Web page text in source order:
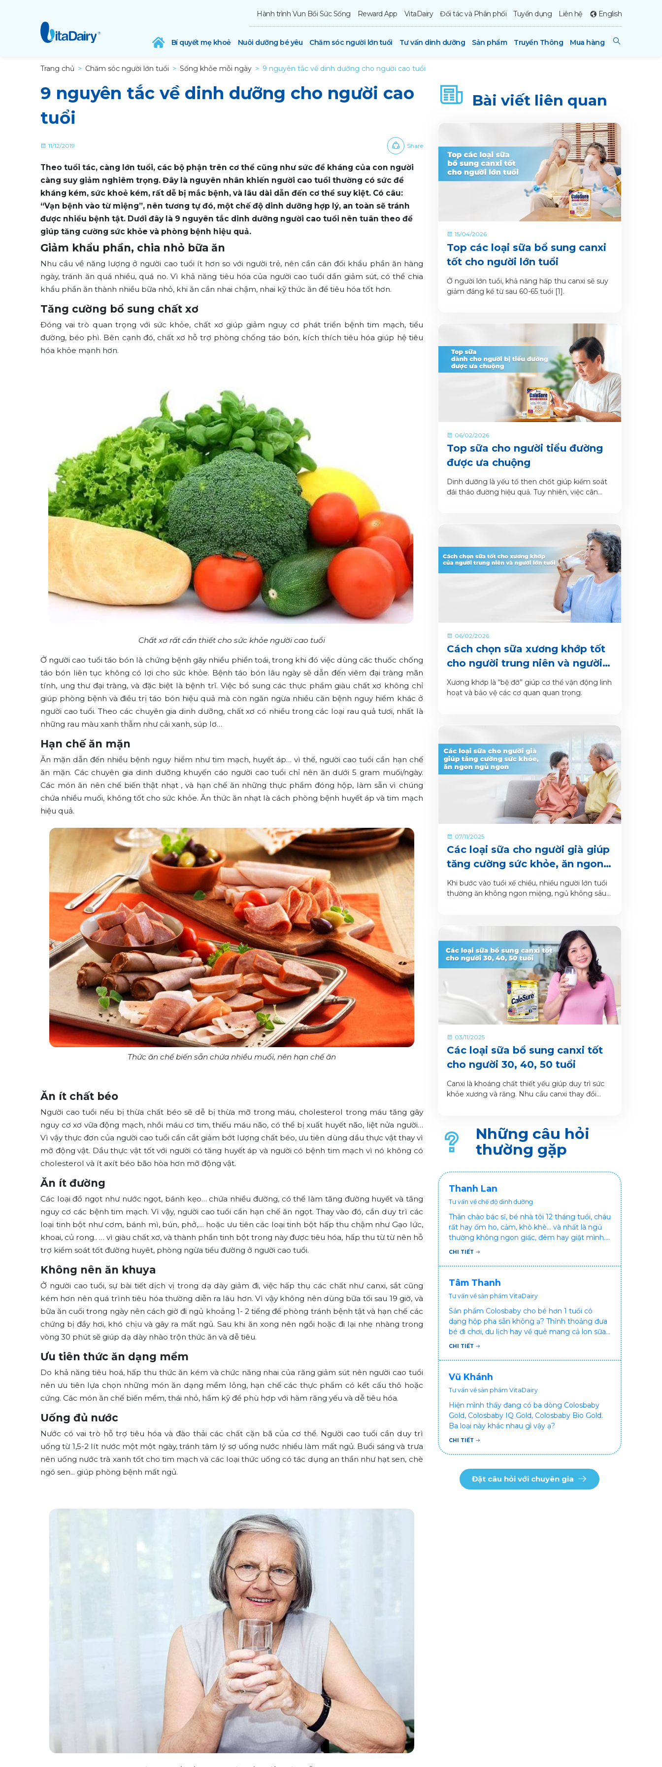
Hành trình Vun Bồi Sức Sống Reward App VitaDairy Đối tác và Phân phối Tuyển dụng Liên hệ English
Bí quyết mẹ khoẻ Nuôi dưỡng bé yêu Chăm sóc người lớn tuổi Tư vấn dinh dưỡng Sản phẩm Truyền Thông Mua hàng
Trang chủ Chăm sóc người lớn tuổi Sống khỏe mỗi ngày 9 nguyên tắc về dinh dưỡng cho người cao tuổi
9 nguyên tắc về dinh dưỡng cho người cao
tuổi
11/12/2019 Share
Theo tuổi tác, càng lớn tuổi, các bộ phận trên cơ thể cũng như sức đề kháng của con người
càng suy giảm nghiêm trọng. Đây là nguyên nhân khiến người cao tuổi thường có sức đề
kháng kém, sức khoẻ kém, rất dễ bị mắc bệnh, và lâu dài dẫn đến cơ thể suy kiệt. Có câu:
“Vạn bệnh vào từ miệng”, nên tương tự đó, một chế độ dinh dưỡng hợp lý, an toàn sẽ tránh
được nhiều bệnh tật. Dưới đây là 9 nguyên tắc dinh dưỡng người cao tuổi nên tuân theo để
giúp tăng cường sức khỏe và phòng bệnh hiệu quả.
Giảm khẩu phần, chia nhỏ bữa ăn
Nhu cầu về năng lượng ở người cao tuổi ít hơn so với người trẻ, nên cần cân đối khẩu phần ăn hàng
ngày, tránh ăn quá nhiều, quá no. Vì khả năng tiêu hóa của người cao tuổi dần giảm sút, có thể chia
khẩu phần ăn thành nhiều bữa nhỏ, khi ăn cần nhai chậm, nhai kỹ thức ăn để tiêu hóa tốt hơn.
Tăng cường bổ sung chất xơ
Đóng vai trò quan trọng với sức khỏe, chất xơ giúp giảm nguy cơ phát triển bệnh tim mạch, tiểu
đường, béo phì. Bên cạnh đó, chất xơ hỗ trợ phòng chống táo bón, kích thích tiêu hóa giúp hệ tiêu
hóa khỏe mạnh hơn.
Chất xơ rất cần thiết cho sức khỏe người cao tuổi
Ở người cao tuổi táo bón là chứng bệnh gây nhiều phiền toái, trong khi đó việc dùng các thuốc chống
táo bón liên tục không có lợi cho sức khỏe. Bệnh táo bón lâu ngày sẽ dẫn đến viêm đại tràng mãn
tính, ung thư đại tràng, và đặc biệt là bệnh trĩ. Việc bổ sung các thực phẩm giàu chất xơ không chỉ
giúp phòng bệnh và điều trị táo bón hiệu quả mà còn ngăn ngừa nhiều căn bệnh nguy hiểm khác ở
người cao tuổi. Theo các chuyên gia dinh dưỡng, chất xơ có nhiều trong các loại rau quả tươi, nhất là
những rau màu xanh thẫm như cải xanh, súp lơ…
Hạn chế ăn mặn
Ăn mặn dẫn đến nhiều bệnh nguy hiểm như tim mạch, huyết áp… vì thế, người cao tuổi cần hạn chế
ăn mặn. Các chuyên gia dinh dưỡng khuyến cáo người cao tuổi chỉ nên ăn dưới 5 gram muối/ngày.
Các món ăn nên chế biến thật nhạt , và hạn chế ăn những thực phẩm đóng hộp, làm sẵn vì chúng
chứa nhiều muối, không tốt cho sức khỏe. Ăn thức ăn nhạt là cách phòng bệnh huyết áp và tim mạch
hiệu quả.
Thức ăn chế biến sẵn chứa nhiều muối, nên hạn chế ăn
Ăn ít chất béo
Người cao tuổi nếu bị thừa chất béo sẽ dễ bị thừa mỡ trong máu, cholesterol trong máu tăng gây
nguy cơ xơ vữa động mạch, nhồi máu cơ tim, thiếu máu não, có thể bị xuất huyết não, liệt nửa người…
Vì vậy thực đơn của người cao tuổi cần cắt giảm bớt lượng chất béo, ưu tiên dùng dầu thực vật thay vì
mỡ động vật. Dầu thực vật tốt với người có tăng huyết áp và người có bệnh tim mạch vì nó không có
cholesterol và ít axít béo bão hòa hơn mỡ động vật.
Ăn ít đường
Các loại đồ ngọt như nước ngọt, bánh kẹo… chứa nhiều đường, có thể làm tăng đường huyết và tăng
nguy cơ các bệnh tim mạch. Vì vậy, người cao tuổi cần hạn chế ăn ngọt. Thay vào đó, cần duy trì các
loại tinh bột như cơm, bánh mì, bún, phở,.... hoặc ưu tiên các loại tinh bột hấp thu chậm như Gạo lức,
khoai, củ rong.. … vì giàu chất xơ, và thành phần tinh bột trong này được tiêu hóa, hấp thu từ từ nên hỗ
trợ kiểm soát tốt đường huyêt, phòng ngừa tiểu đường ở người cao tuổi.
Không nên ăn khuya
Ở người cao tuổi, sự bài tiết dịch vị trong dạ dày giảm đi, việc hấp thụ các chất như canxi, sắt cũng
kém hơn nên quá trình tiêu hóa thường diễn ra lâu hơn. Vì vậy không nên dùng bữa tối sau 19 giờ, và
bữa ăn cuối trong ngày nên cách giờ đi ngủ khoảng 1- 2 tiếng để phòng tránh bệnh tật và hạn chế các
chứng bị đầy hơi, khó chịu và gây ra mất ngủ. Sau khi ăn xong nên ngồi hoặc đi lại nhẹ nhàng trong
vòng 30 phút sẽ giúp dạ dày nhào trộn thức ăn và dễ tiêu.
Ưu tiên thức ăn dạng mềm
Do khả năng tiêu hoá, hấp thu thức ăn kém và chức năng nhai của răng giảm sút nên người cao tuổi
nên ưu tiên lựa chọn những món ăn dạng mềm lỏng, hạn chế các thực phẩm có kết cấu thô hoặc
cứng. Các món ăn chế biến mềm, thái nhỏ, hầm kỹ để phù hợp với hàm răng yếu và dễ tiêu hóa.
Uống đủ nước
Nước có vai trò hỗ trợ tiêu hóa và đào thải các chất cặn bã của cơ thể. Người cao tuổi cần duy trì
uống từ 1,5-2 lít nước một một ngày, tránh tâm lý sợ uống nước nhiều làm mất ngủ. Buổi sáng và trưa
nên uống nước trà xanh tốt cho tim mạch và các loại thức uống có tác dụng an thần như hạt sen, chè
ngó sen... giúp phòng bệnh mất ngủ.
Bài viết liên quan
15/04/2026
Top các loại sữa bổ sung canxi
tốt cho người lớn tuổi
Ở người lớn tuổi, khả năng hấp thu canxi sẽ suy
giảm đáng kể từ sau 60-65 tuổi [1].
06/02/2026
Top sữa cho người tiểu đường
được ưa chuộng
Dinh dưỡng là yếu tố then chốt giúp kiểm soát
đái tháo đường hiệu quả. Tuy nhiên, việc cân
06/02/2026
Cách chọn sữa xương khớp tốt
cho người trung niên và người
lớn tuổi
Xương khớp là “bệ đỡ” giúp cơ thể vận động linh
hoạt và bảo vệ các cơ quan quan trọng.
07/11/2025
Các loại sữa cho người già giúp
tăng cường sức khỏe, ăn ngon
ngủ ngon
Khi bước vào tuổi xế chiều, nhiều người lớn tuổi
thường ăn không ngon miệng, ngủ không sâu
trong những giải pháp bổ sung dinh dưỡng hiệu
quả, giúp cải thiện cả bữa ăn, giấc ngủ và thể
trạng mỗi ngày.
03/11/2025
Các loại sữa bổ sung canxi tốt
cho người 30, 40, 50 tuổi
Canxi là khoáng chất thiết yếu giúp duy trì sức
khỏe xương và răng. Nhu cầu canxi thay đổi
canxi giúp ngăn ngừa loãng xương và các vấn
đề về xương khớp ở người trưởng thành.
Những câu hỏi
thường gặp
Thanh Lan
Tư vấn về chế độ dinh dưỡng
Thân chào bác sĩ, bé nhà tôi 12 tháng tuổi, cháu
rất hay ốm ho, cảm, khò khè... và nhất là ngủ
thường không ngon giấc, đêm hay giật mình.
Vậy xin hỏi bác sĩ, bé bị tình trạng vậy nên làm
ạ? Thấy cháu vậy gia đình ai cũng xót, mẹ cũng
cực vì chăm cháu hay ốm ạ?. Cảm ơn bác sĩ.
CHI TIẾT
Tâm Thanh
Tư vấn về sản phẩm VitaDairy
Sản phẩm Colosbaby cho bé hơn 1 tuổi có
dạng hộp pha sẵn không ạ? Thỉnh thoảng đưa
bé đi chơi, du lịch hay về quê mang cả lon sữa
khá bất tiện mà mình không muốn đổi cho bé
hưởng sức khỏe!
CHI TIẾT
Vũ Khánh
Tư vấn về sản phẩm VitaDairy
Hiện mình thấy đang có ba dòng Colosbaby
Gold, Colosbaby IQ Gold, Colosbaby Bio Gold.
Ba loại này khác nhau gì vậy ạ?
CHI TIẾT
Đặt câu hỏi với chuyên gia